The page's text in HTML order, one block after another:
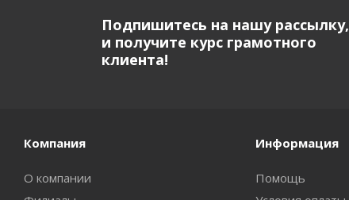
Подпишитесь на нашу рассылку,
и получите курс грамотного
клиента!
Компания
О компании
Информация
Помощь